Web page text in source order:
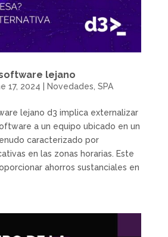
lejano
17, 2024 Novedades SPA
lejano d3 implica externalizar
a un equipo ubicado en un
caracterizado por
en las zonas horarias. Este
ahorros sustanciales en